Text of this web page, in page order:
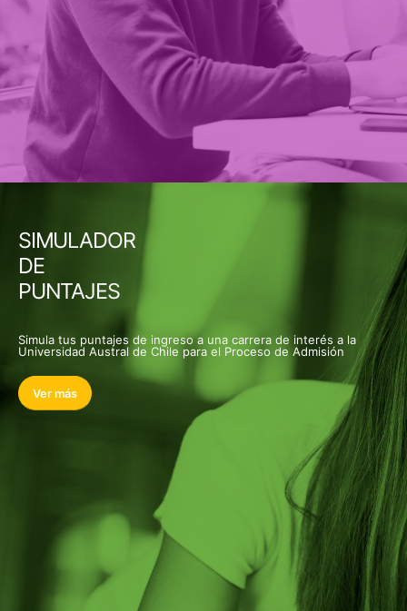
SIMULADOR
DE
PUNTAJES
Simula tus puntajes de ingreso a una carrera de interés a la
Universidad Austral de Chile para el Proceso de Admisión
Ver más